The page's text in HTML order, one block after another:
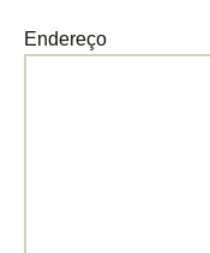
Endereço